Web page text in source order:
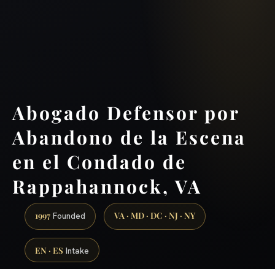
Abogado Defensor por
Abandono de la Escena
en el Condado de
Rappahannock, VA
1997 Founded VA · MD · DC · NJ · NY
EN · ES Intake